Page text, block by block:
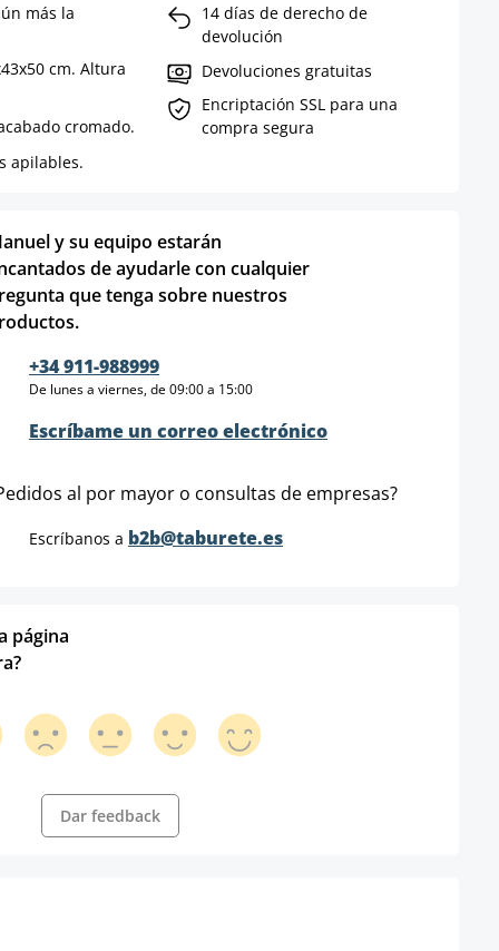
más la
cm. Altura
cromado.
apilables.
14 días de derecho de
devolución
Devoluciones gratuitas
Encriptación SSL para una
compra segura
y su equipo estarán
de ayudarle con cualquier
que tenga sobre nuestros
+34 911-988999
De lunes a viernes, de 09:00 a 15:00
Escríbame un correo electrónico
al por mayor o consultas de empresas?
Escríbanos a b2b@taburete.es
página
Dar feedback